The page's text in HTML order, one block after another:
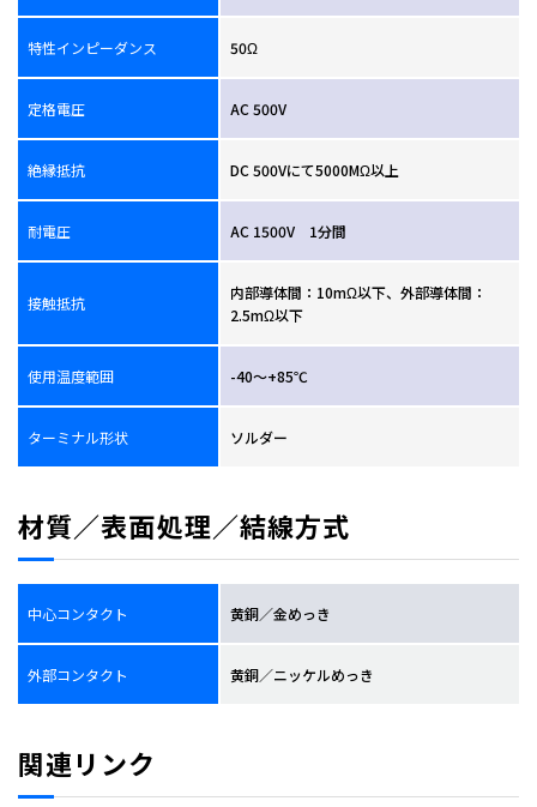
特性インピーダンス 50Ω
定格電圧 AC 500V
絶縁抵抗 DC 500Vにて5000MΩ以上
耐電圧 AC 1500V 1分間
接触抵抗
内部導体間：10mΩ以下、外部導体間：
2.5mΩ以下
使用温度範囲 -40～+85℃
ターミナル形状 ソルダー
材質／表面処理／結線方式
中心コンタクト 黄銅／金めっき
外部コンタクト 黄銅／ニッケルめっき
関連リンク